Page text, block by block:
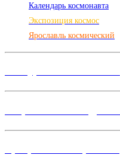
Календарь космонавта
Экспозиция космос
Ярославль космический